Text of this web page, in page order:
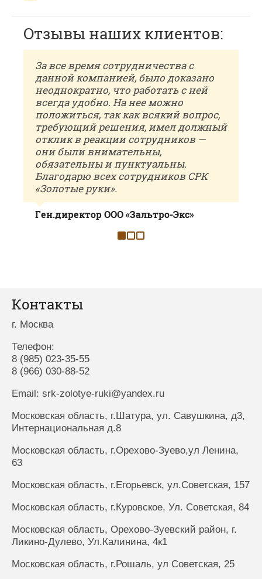
Отзывы наших клиентов:
За все время сотрудничества с
данной компанией, было доказано
неоднократно, что работать с ней
всегда удобно. На нее можно
положиться, так как всякий вопрос,
требующий решения, имел должный
отклик в реакции сотрудников —
они были внимательны,
обязательны и пунктуальны.
Благодарю всех сотрудников СРК
«Золотые руки».
Ген.директор ООО «Зальтро-Экс»
Контакты
г. Москва
Телефон:
8 (985) 023-35-55
8 (966) 030-88-52
Email: srk-zolotye-ruki@yandex.ru
Московская область, г.Шатура, ул. Савушкина, д3,
Интернациональная д.8
Московская область, г.Орехово-Зуево,ул Ленина,
63
Московская область, г.Егорьевск, ул.Советская, 157
Московская область, г.Куровское, Ул. Советская, 84
Московская область, Орехово-Зуевский район, г.
Ликино-Дулево, Ул.Калинина, 4к1
Московская область, г.Рошаль, ул Советская, 25